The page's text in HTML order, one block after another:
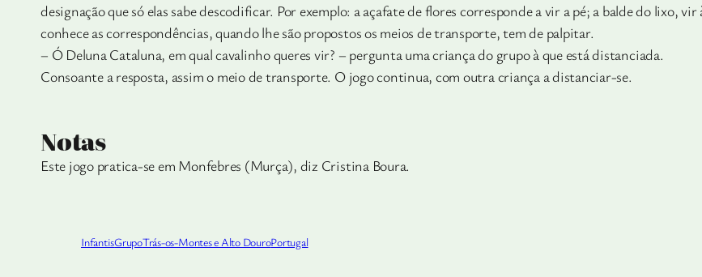
designação que só elas sabe descodificar. Por exemplo: a açafate de flores corresponde a vir a pé; a balde do lixo,
conhece as correspondências, quando lhe são propostos os meios de transporte, tem de palpitar.
– Ó Deluna Cataluna, em qual cavalinho queres vir? – pergunta uma criança do grupo à que está distanciada.
Consoante a resposta, assim o meio de transporte. O jogo continua, com outra criança a distanciar-se.
Notas
Este jogo pratica-se em Monfebres (Murça), diz Cristina Boura.
InfantisGrupoTrás-os-Montes e Alto DouroPortugal